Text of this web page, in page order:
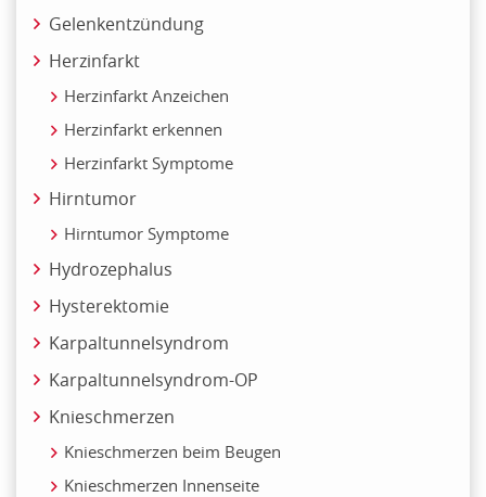
Gelenkentzündung
Herzinfarkt
Herzinfarkt Anzeichen
Herzinfarkt erkennen
Herzinfarkt Symptome
Hirntumor
Hirntumor Symptome
Hydrozephalus
Hysterektomie
Karpaltunnelsyndrom
Karpaltunnelsyndrom-OP
Knieschmerzen
Knieschmerzen beim Beugen
Knieschmerzen Innenseite